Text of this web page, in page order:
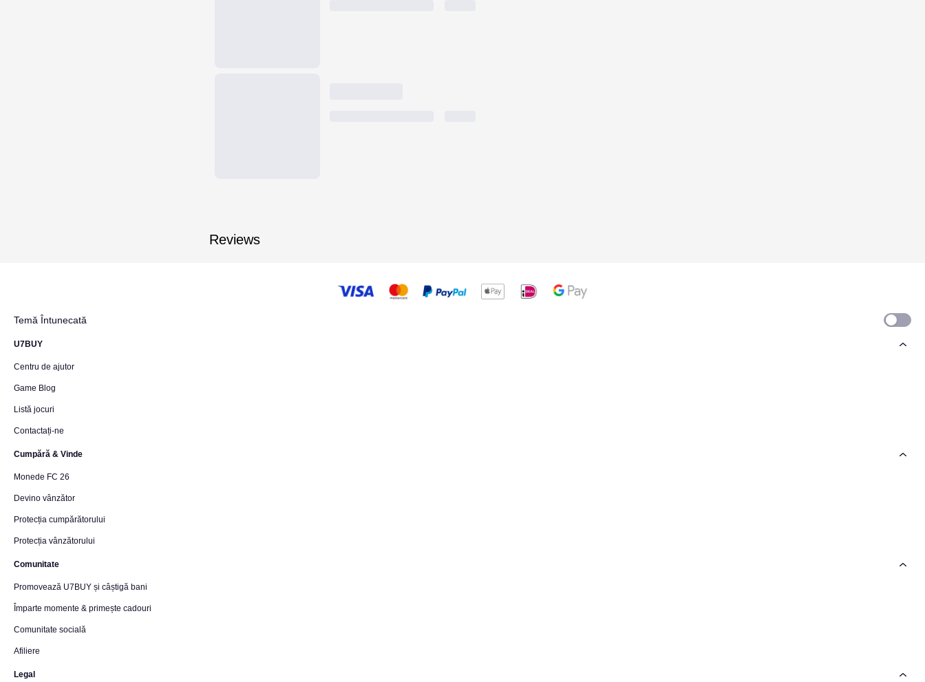
Reviews
Temă Întunecată
U7BUY
Centru de ajutor
Game Blog
Listă jocuri
Contactați-ne
Cumpără & Vinde
Monede FC 26
Devino vânzător
Protecția cumpărătorului
Protecția vânzătorului
Comunitate
Promovează U7BUY și câștigă bani
Împarte momente & primește cadouri
Comunitate socială
Afiliere
Legal